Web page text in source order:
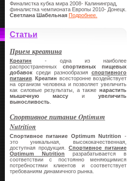
Финалистка кубка мира 2008- Калининград,
финалистка чемпионата Европы 2010- Донецк.
Светлана Шабельная Подробнее.
Статьи
Прием креатина
Креатин - одна из наиболее
распространенных спортивных
пищевых
добавок среди разнообразия спортивного
питания .Креатин всесторонне воздействует
на организм человека и позволяет увеличить
как силовые результаты, а также нарастить
мышечную массу и увеличить
выносливость
Спортивное питание Optimum
Nutrition
Спортивное питание Optimum Nutrition
-
это уникальная, высококачественная,
доступная продукция. Спортивное питание
Optimum Nutrition разрабатывается в
соответствии с постоянно меняющимися
потребностями клиентов и соответствует
требованиям динамичного рынка.